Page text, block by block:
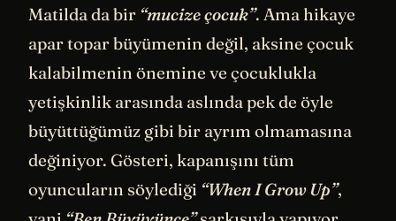
Matilda da bir “mucize çocuk”. Ama hikaye
apar topar büyümenin değil, aksine çocuk
kalabilmenin önemine ve çocuklukla
yetişkinlik arasında aslında pek de öyle
büyüttüğümüz gibi bir ayrım olmamasına
değiniyor. Gösteri, kapanışını tüm
oyuncuların söylediği “When I Grow Up”,